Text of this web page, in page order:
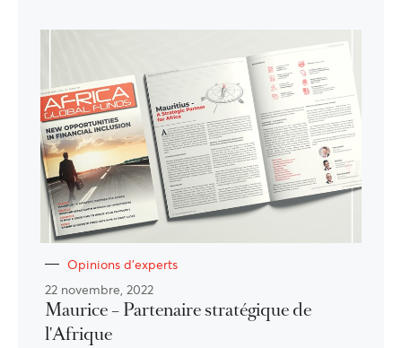
Opinions d'experts
22 novembre, 2022
Maurice – Partenaire stratégique de
l'Afrique